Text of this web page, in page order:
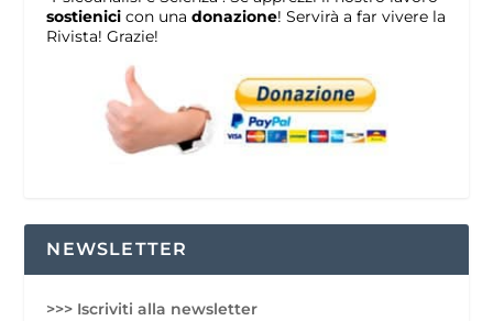
sostienici con unadonazione! Servirà a far vivere la
Rivista! Grazie!
NEWSLETTER
>>> Iscriviti alla newsletter